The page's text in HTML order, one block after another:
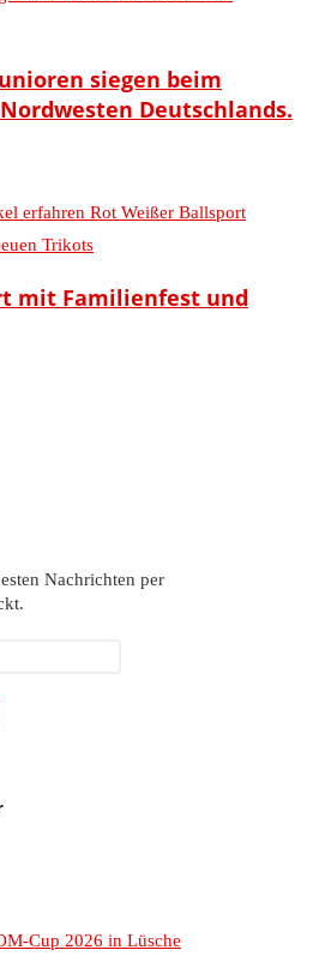
siegen beim
Deutschlands.
mit Familienfest und
Nachrichten per